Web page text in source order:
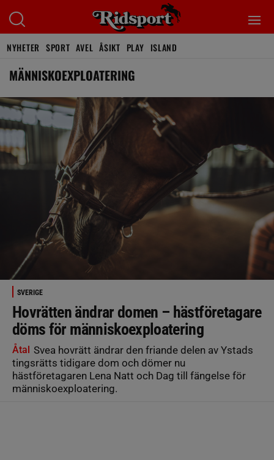
NYHETER SPORT AVEL ÅSIKT PLAY ISLAND
MÄNNISKOEXPLOATERING
SVERIGE
Hovrätten ändrar domen – hästföretagare
döms för människoexploatering
Åtal Svea hovrätt ändrar den friande delen av Ystads
tingsrätts tidigare dom och dömer nu
hästföretagaren Lena Natt och Dag till fängelse för
människoexploatering.